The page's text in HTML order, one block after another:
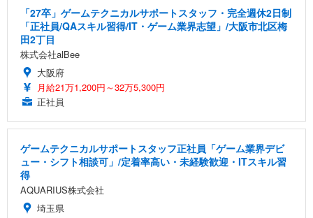
「27卒」ゲームテクニカルサポートスタッフ・完全週休2日制
「正社員/QAスキル習得/IT・ゲーム業界志望」/大阪市北区梅
田2丁目
株式会社alBee
大阪府
月給21万1,200円～32万5,300円
正社員
ゲームテクニカルサポートスタッフ正社員「ゲーム業界デビ
ュー・シフト相談可」/定着率高い・未経験歓迎・ITスキル習
得
AQUARIUS株式会社
埼玉県